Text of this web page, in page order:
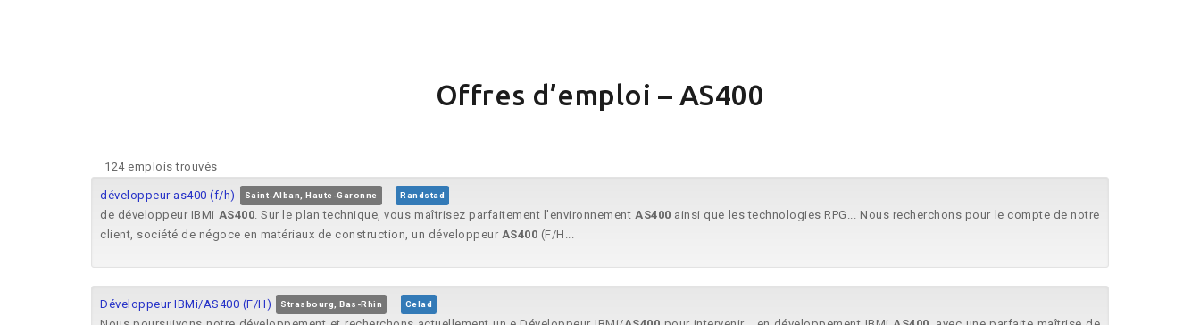
Offres d’emploi – AS400
124 emplois trouvés
développeur as400 (f/h) Saint-Alban, Haute-Garonne Randstad
de développeur IBMi AS400. Sur le plan technique, vous maîtrisez parfaitement l'environnement AS400 ainsi que les technologies RPG... Nous recherchons pour le compte de notre
client, société de négoce en matériaux de construction, un développeur AS400 (F/H...
Développeur IBMi/AS400 (F/H) Strasbourg, Bas-Rhin Celad